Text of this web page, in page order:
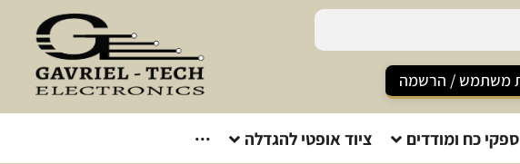
משתמש / הרשמה
ספקי כח ומודדים ציוד אופטי להגדלה ···